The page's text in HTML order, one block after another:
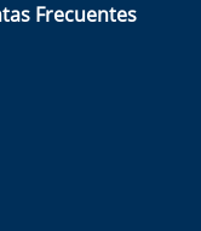
Frecuentes